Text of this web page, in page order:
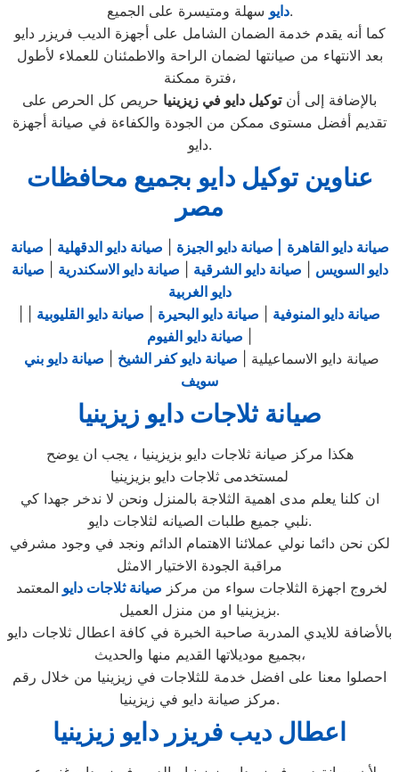
دايوسهلة ومتيسرة على الجميع.
كما أنه يقدم خدمة الضمان الشامل على أجهزة الديب فريزر دايو
بعد الانتهاء من صيانتها لضمان الراحة والاطمئنان للعملاء لأطول
فترة ممكنة،
بالإضافة إلى أنتوكيل دايو في زيزينيا حريص كل الحرص على
تقديم أفضل مستوى ممكن من الجودة والكفاءة في صيانة أجهزة
دايو.
عناوين توكيل دايو بجميع محافظات
مصر
صيانة دايو القاهرة | صيانة دايو الجيزة صيانة دايو الدقهلية
صيانة
دايو السويس
صيانة دايو الشرقية صيانة دايو الاسكندرية
صيانة
دايو الغربية
صيانة دايو المنوفية صيانة دايو البحيرة صيانة دايو القليوبية
صيانة دايو الفيوم
صيانة دايو الاسماعيلية | صيانة دايو كفر الشيخ
صيانة دايو بني
سويف
صيانة ثلاجات دايو زيزينيا
هكذا مركز صيانة ثلاجات دايو بزيزينيا ، يجب ان يوضح
لمستخدمى ثلاجات دايو بزيزينيا
ان كلنا يعلم مدى اهمية الثلاجة بالمنزل ونحن لا ندخر جهدا كي
نلبي جميع طلبات الصيانه لثلاجات دايو.
لكن نحن دائما نولي عملائنا الاهتمام الدائم ونجد في وجود مشرفي
مراقبة الجودة الاختيار الامثل
لخروج اجهزة الثلاجات سواء من مركز صيانة ثلاجات دايو المعتمد
بزيزينيا او من منزل العميل.
بالأضافة للايدي المدربة صاحبة الخبرة في كافة اعطال ثلاجات دايو
بجميع موديلاتها القديم منها والحديث،
احصلوا معنا على افضل خدمة للثلاجات في زيزينيا من خلال رقم
مركز صيانة دايو في زيزينيا.
اعطال ديب فريزر دايو زيزينيا